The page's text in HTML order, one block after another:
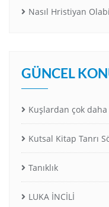
Nasıl Hristiyan
GÜNCEL
Kuşlardan çok
Kutsal Kitap Tanrı
Tanıklık
LUKA İNCİLİ